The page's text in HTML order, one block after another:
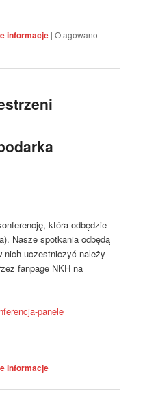
informacje |Otagowano
która odbędzie
Nasze spotkania odbędą
nich uczestniczyć należy
fanpage NKH na
panele
informacje